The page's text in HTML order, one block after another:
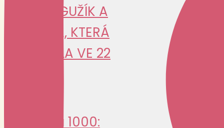
PEPA GUŽÍK A
CESTA, KTERÁ
ZAČALA VE 22
Jawa 1000: